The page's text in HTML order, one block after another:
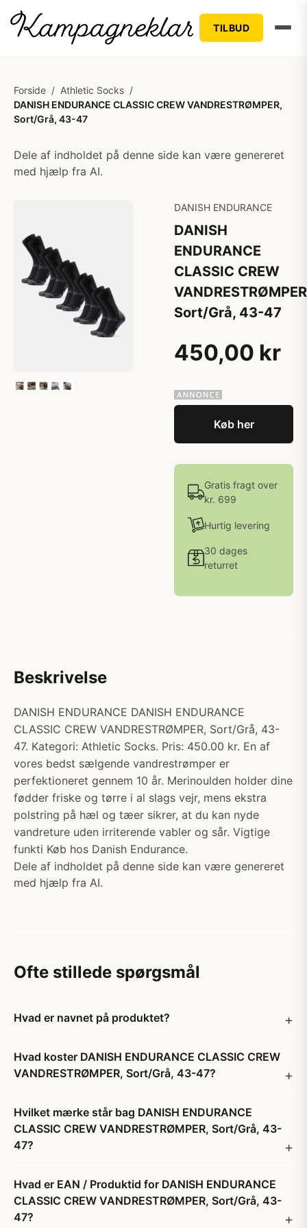
TILBUD
Forside / Athletic Socks /
DANISH ENDURANCE CLASSIC CREW VANDRESTRØMPER,
Sort/Grå, 43-47
Dele af indholdet på denne side kan være genereret
med hjælp fra AI.
DANISH ENDURANCE
DANISH
ENDURANCE
CLASSIC CREW
Sort/Grå, 43-47
450,00 kr
Køb her
Gratis fragt over
kr. 699
Hurtig levering
30 dages
returret
Beskrivelse
DANISH ENDURANCE DANISH ENDURANCE
CLASSIC CREW VANDRESTRØMPER, Sort/Grå, 43-
47. Kategori: Athletic Socks. Pris: 450.00 kr. En af
vores bedst sælgende vandrestrømper er
perfektioneret gennem 10 år. Merinoulden holder dine
fødder friske og tørre i al slags vejr, mens ekstra
polstring på hæl og tæer sikrer, at du kan nyde
vandreture uden irriterende vabler og sår. Vigtige
funkti Køb hos Danish Endurance.
Dele af indholdet på denne side kan være genereret
med hjælp fra AI.
Ofte stillede spørgsmål
Hvad er navnet på produktet?
Hvad koster DANISH ENDURANCE CLASSIC CREW
VANDRESTRØMPER, Sort/Grå, 43-47?
Hvilket mærke står bag DANISH ENDURANCE
CLASSIC CREW VANDRESTRØMPER, Sort/Grå, 43-
47?
Hvad er EAN / Produktid for DANISH ENDURANCE
CLASSIC CREW VANDRESTRØMPER, Sort/Grå, 43-
47?